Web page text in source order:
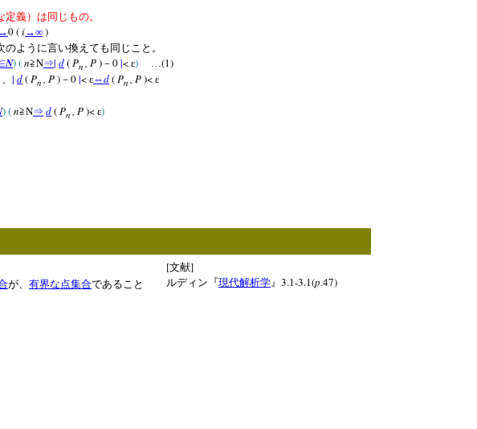
義）は同じもの。
→0 (i→∞ )
のように言い換えても同じこと。
N)(n≧N⇒| d( Pn , P) － 0|< ε) (1)
| d(Pn , P) － 0|< ε ⇔ d(Pn , P)< ε
)(n≧N⇒ d(Pn , P)< ε)
が、 有界な点集合であること
[文献]
ルディン『現代解析学』 3.1-3.1(p.47)